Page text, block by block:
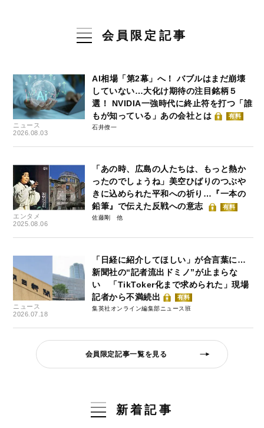
会員限定記事
ニュース
2026.08.03
AI相場「第2幕」へ！ バブルはまだ崩壊
していない…大化け期待の注目銘柄５
選！ NVIDIA一強時代に終止符を打つ「誰
もが知っている」あの会社とは
有料
石井僚一
エンタメ
2025.08.06
「あの時、広島の人たちは、もっと熱か
ったのでしょうね」美空ひばりのつぶや
きに込められた平和への祈り…『一本の
鉛筆』で伝えた反戦への意志
有料
佐藤剛
ニュース
2026.07.18
「日経に紹介してほしい」が合言葉に…
新聞社の“記者流出ドミノ”が止まらな
い 「TikToker化まで求められた」現場
記者から不満続出
有料
集英社オンライン編集部ニュース班
会員限定記事一覧を見る
新着記事